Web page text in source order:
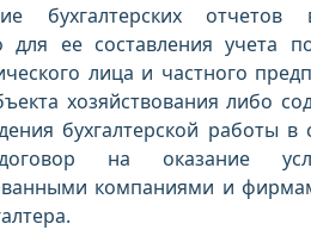
бухгалтерских
для ее составления учета
лица и частного
хозяйствования либо
бухгалтерской работы
на оказание
компаниями и